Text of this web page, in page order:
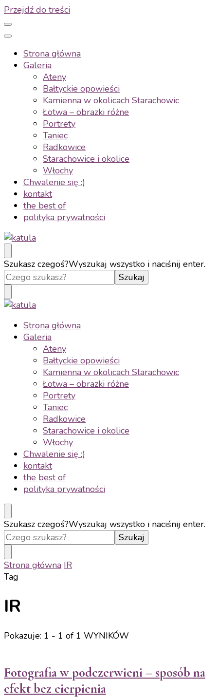
Przejdź do treści
Strona główna
Galeria
Ateny
Bałtyckie opowieści
Kamienna w okolicach Starachowic
Łotwa – obrazki różne
Portrety
Taniec
Radkowice
Starachowice i okolice
Włochy
Chwalenie się :)
kontakt
the best of
polityka prywatności
katula
twórz wspomnienia, nie zdjęcia
Szukasz czegoś?Wyszukaj wszystko i naciśnij enter.
katula
twórz wspomnienia, nie zdjęcia
Strona główna
Galeria
Ateny
Bałtyckie opowieści
Kamienna w okolicach Starachowic
Łotwa – obrazki różne
Portrety
Taniec
Radkowice
Starachowice i okolice
Włochy
Chwalenie się :)
kontakt
the best of
polityka prywatności
Szukasz czegoś?Wyszukaj wszystko i naciśnij enter.
Strona główna IR
Tag
IR
Pokazuje: 1 - 1 of 1 WYNIKÓW
Fotografia w podczerwieni – sposób na
efekt bez cierpienia